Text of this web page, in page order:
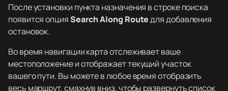
После установки пункта назначения в строке поиска
появится опцияSearch Along Routeдля добавления
остановок.
Во время навигации карта отслеживает ваше
местоположение и отображает текущий участок
вашего пути. Вы можете в любое время отобразить
весь маршрут, смахнув вниз, чтобы развернуть список